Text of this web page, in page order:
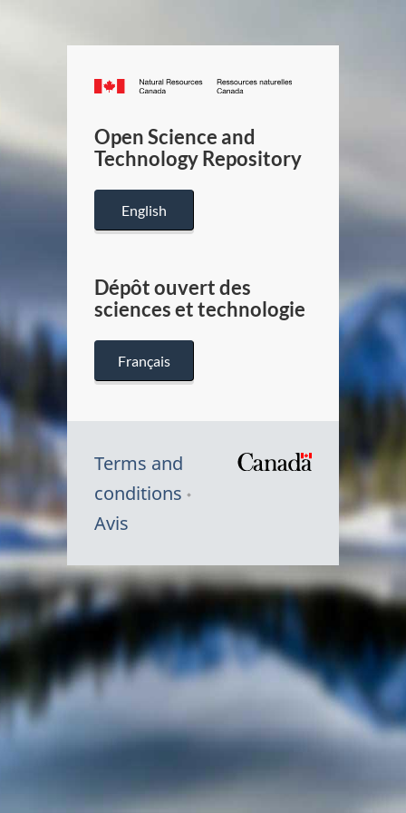
Canada.ca
/
Canada
Open Science and
Technology Repository
English
Dépôt ouvert des
sciences et technologie
Français
Terms and
conditions
Avis
Symbole
du
Canada